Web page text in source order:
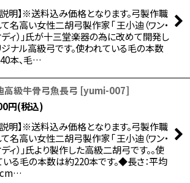
説明】※送料込み価格となります。弓製作職
名高い女性二胡弓製作家「 王小迪（ワン・
ィ）」氏が十三堂楽器の為に改めて開発し
ジナル高級弓です。使われている毛の本数
本、毛…
高級牛骨弓魚長弓 [yumi-007]
円(税込)
説明】※送料込み価格となります。弓製作職
名高い女性二胡弓製作家「 王小迪（ワン・
ィ）」氏より製作した高級二胡弓です。。使
る毛の本数は約220本です。◆長さ：平均
cm…